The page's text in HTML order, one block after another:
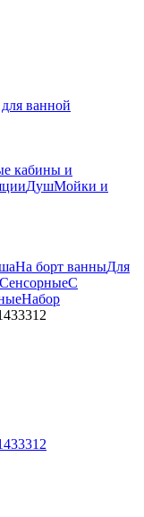
ванной
кабины и
ДушМойки и
На борт ванныДля
СенсорныеС
Набор